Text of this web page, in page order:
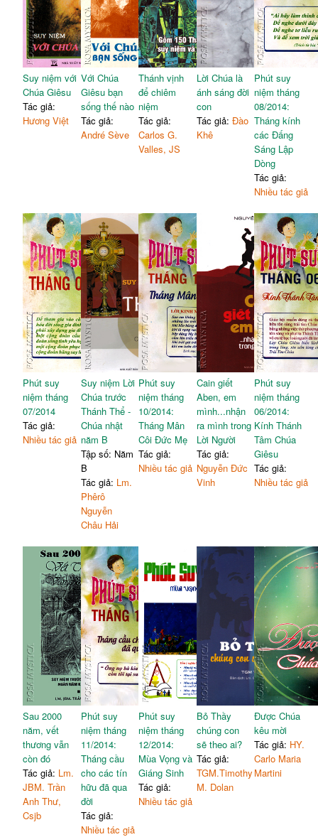
Suy niệm với
Chúa Giêsu
Tác giả:
Hương Việt
Với Chúa
Giêsu bạn
sống thế nào
Tác giả:
André Sève
Thánh vịnh
để chiêm
niệm
Tác giả:
Carlos G.
Valles, JS
Lời Chúa là
ánh sáng đời
con
Tác giả: Đào
Khê
Phút suy
niệm tháng
08/2014:
Tháng kính
các Đấng
Sáng Lập
Dòng
Tác giả:
Nhiều tác giả
Phút suy
niệm tháng
07/2014
Tác giả:
Nhiều tác giả
Suy niệm Lời
Chúa trước
Thánh Thể -
Chúa nhật
năm B
Tập số: Năm
B
Tác giả: Lm.
Phêrô
Nguyễn
Châu Hải
Phút suy
niệm tháng
10/2014:
Tháng Mân
Côi Đức Mẹ
Tác giả:
Nhiều tác giả
Cain giết
Aben, em
mình...nhận
ra mình trong
Lời Người
Tác giả:
Nguyễn Đức
Vinh
Phút suy
niệm tháng
06/2014:
Kính Thánh
Tâm Chúa
Giêsu
Tác giả:
Nhiều tác giả
Sau 2000
năm, vết
thương vẫn
còn đó
Tác giả: Lm.
JBM. Trần
Anh Thư,
Csjb
Phút suy
niệm tháng
11/2014:
Tháng cầu
cho các tín
hữu đã qua
đời
Tác giả:
Nhiều tác giả
Phút suy
niệm tháng
12/2014:
Mùa Vọng và
Giáng Sinh
Tác giả:
Nhiều tác giả
Bỏ Thầy
chúng con
sẽ theo ai?
Tác giả:
TGM.Timothy
M. Dolan
Được Chúa
kêu mời
Tác giả: HY.
Carlo Maria
Martini